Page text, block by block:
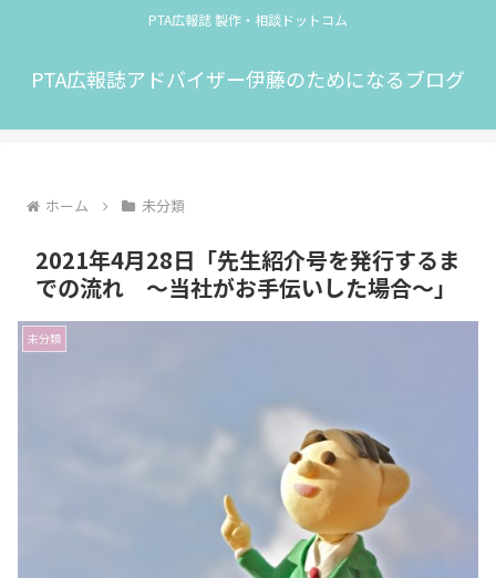
PTA広報誌 製作・相談ドットコム
PTA広報誌アドバイザー伊藤のためになるブログ
ホーム 未分類
2021年4月28日「先生紹介号を発行するま
での流れ 〜当社がお手伝いした場合〜」
未分類